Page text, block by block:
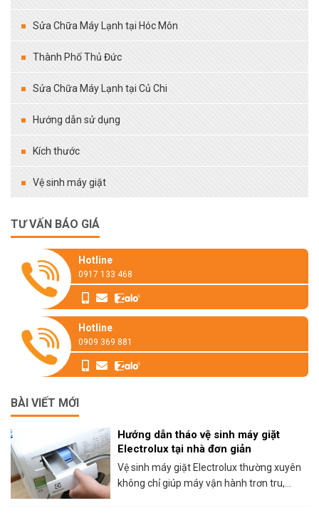
Sửa Chữa Máy Lạnh tại Hóc Môn
Thành Phố Thủ Đức
Sửa Chữa Máy Lạnh tại Củ Chi
Hướng dẫn sử dụng
Kích thước
Vệ sinh máy giặt
TƯ VẤN BÁO GIÁ
Hotline
0917 133 468
Hotline
0909 369 881
BÀI VIẾT MỚI
Hướng dẫn tháo vệ sinh máy giặt
Electrolux tại nhà đơn giản
Vệ sinh máy giặt Electrolux thường xuyên
không chỉ giúp máy vận hành trơn tru,...